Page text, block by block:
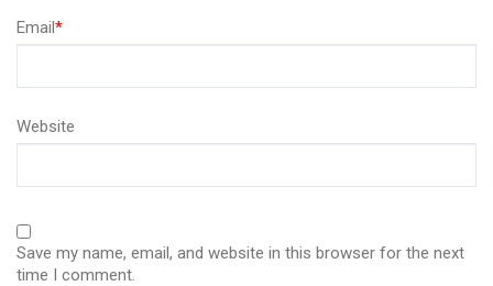
Email*
Website
Save my name, email, and website in this browser for the next
time I comment.